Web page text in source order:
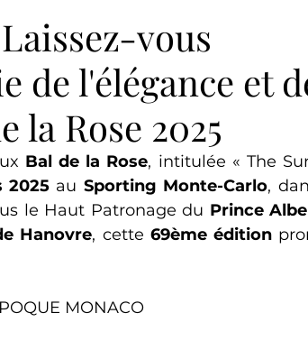
vous
de l'élégance et
la Rose 2025
Bal de la Rose, intitulée « The
2025 au Sporting Monte-Carlo,
le Haut Patronage du Prince
Hanovre, cette 69ème édition
MONACO